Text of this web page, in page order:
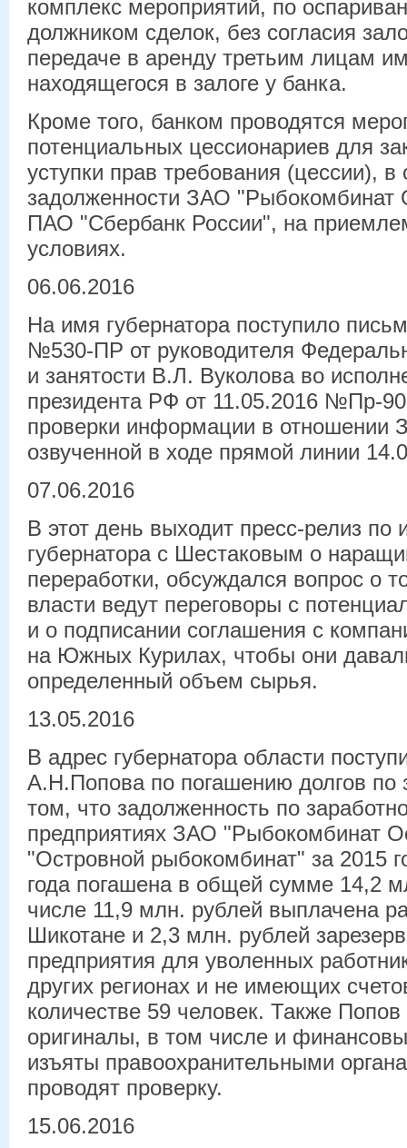
комплекс мероприятий, по
должником сделок, без согласия
передаче в аренду третьим лицам
находящегося в залоге у банка.
Кроме того, банком проводятся
потенциальных цессионариев для
уступки прав требования (цессии), в
задолженности ЗАО "Рыбокомбинат
ПАО "Сбербанк России", на
условиях.
06.06.2016
На имя губернатора поступило
№530-ПР от руководителя
и занятости В.Л. Вуколова во
президента РФ от 11.05.2016 №Пр-
проверки информации в
озвученной в ходе прямой линии
07.06.2016
В этот день выходит пресс-релиз по
губернатора с Шестаковым о
переработки, обсуждался вопрос о
власти ведут переговоры с
и о подписании соглашения с
на Южных Курилах, чтобы они
определенный объем сырья.
13.05.2016
В адрес губернатора области
А.Н.Попова по погашению долгов по
том, что задолженность по
предприятиях ЗАО "Рыбокомбинат
"Островной рыбокомбинат" за 2015
года погашена в общей сумме 14,2
числе 11,9 млн. рублей выплачена
Шикотане и 2,3 млн. рублей
предприятия для уволенных
других регионах и не имеющих
количестве 59 человек. Также
оригиналы, в том числе и
изъяты правоохранительными
проводят проверку.
15.06.2016